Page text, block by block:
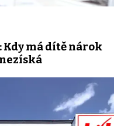
Kdy má dítě nárok